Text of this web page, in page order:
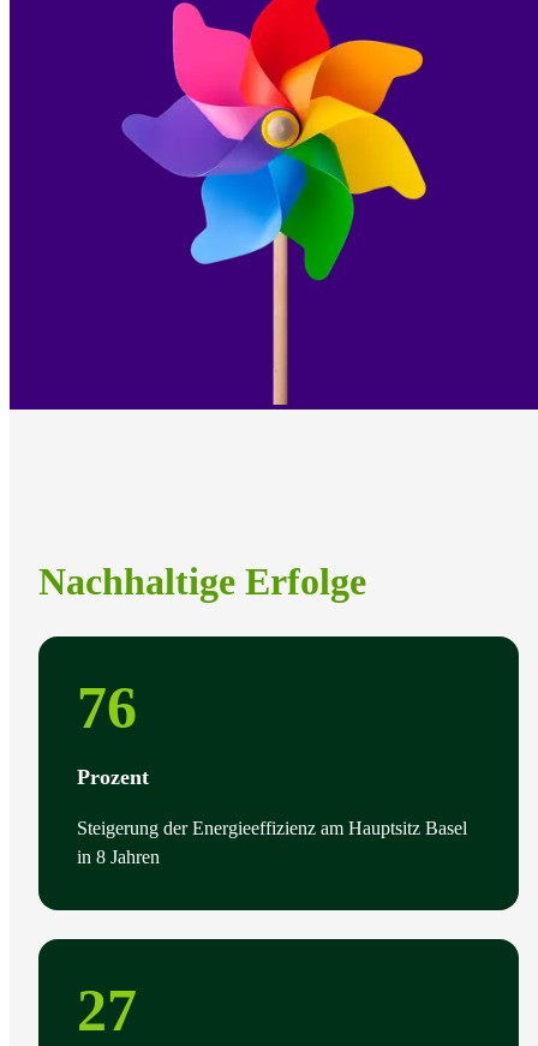
Nachhaltige Erfolge
76
Prozent
Steigerung der Energieeffizienz am Hauptsitz Basel
in 8 Jahren
27